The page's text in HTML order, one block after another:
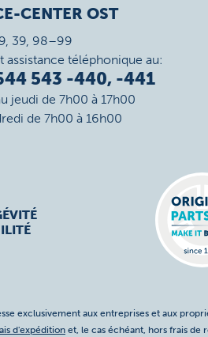
CENTER OST
39, 98–99
assistance téléphonique au:
543 -440, -441
jeudi de 7h00 à 17h00
de 7h00 à 16h00
exclusivement aux entreprises et aux
d'expédition et, le cas échéant, hors frais de